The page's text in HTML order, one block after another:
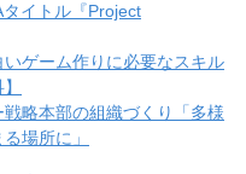
イトル『Project
ゲーム作りに必要なスキル
戦略本部の組織づくり「多様
場所に」